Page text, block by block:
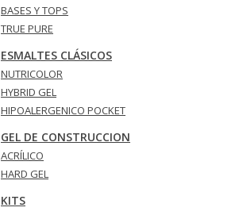
BASES Y‎ TOPS
TRUE PURE
ESMALTES CLÁSICOS
NUTRICOLOR
HYBRID GEL
HIPOALERGENICO POCKET
GEL DE CONSTRUCCION
ACRÍLICO
HARD GEL
KITS